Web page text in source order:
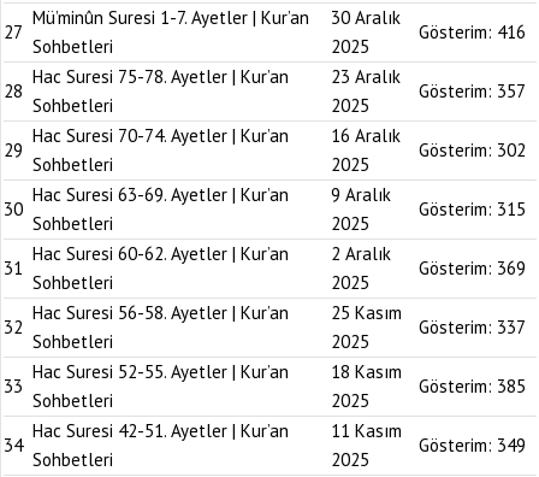
27
Mü’minûn Suresi 1-7. Ayetler | Kur’an
Sohbetleri
30 Aralık
2025
Gösterim: 416
28
Hac Suresi 75-78. Ayetler | Kur’an
Sohbetleri
23 Aralık
2025
Gösterim: 357
29
Hac Suresi 70-74. Ayetler | Kur’an
Sohbetleri
16 Aralık
2025
Gösterim: 302
30
Hac Suresi 63-69. Ayetler | Kur’an
Sohbetleri
9 Aralık
2025
Gösterim: 315
31
Hac Suresi 60-62. Ayetler | Kur’an
Sohbetleri
2 Aralık
2025
Gösterim: 369
32
Hac Suresi 56-58. Ayetler | Kur’an
Sohbetleri
25 Kasım
2025
Gösterim: 337
33
Hac Suresi 52-55. Ayetler | Kur’an
Sohbetleri
18 Kasım
2025
Gösterim: 385
34
Hac Suresi 42-51. Ayetler | Kur’an
Sohbetleri
11 Kasım
2025
Gösterim: 349